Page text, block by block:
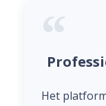
Het